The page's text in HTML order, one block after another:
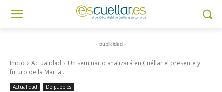
- publicidad -
Inicio Actualidad
Un seminario analizará en Cuéllar el presente y
futuro de la Marca...
Actualidad De pueblos